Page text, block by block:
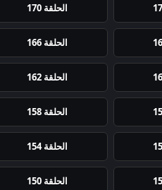
الحلقة 170
الحلقة 166
الحلقة 162
الحلقة 158
الحلقة 154
الحلقة 150